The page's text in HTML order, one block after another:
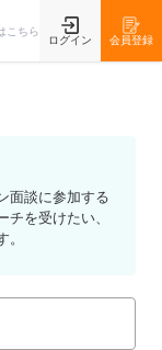
こちら
ログイン 会員登録
面談に参加する
を受けたい、